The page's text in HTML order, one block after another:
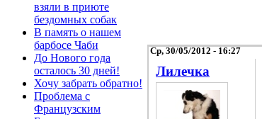
взяли в приюте
бездомных собак
В память о нашем
барбосе Чаби
До Нового года
осталось 30 дней!
Хочу забрать обратно!
Проблема с
Французским
Ср, 30/05/2012 - 16:27
Лилечка